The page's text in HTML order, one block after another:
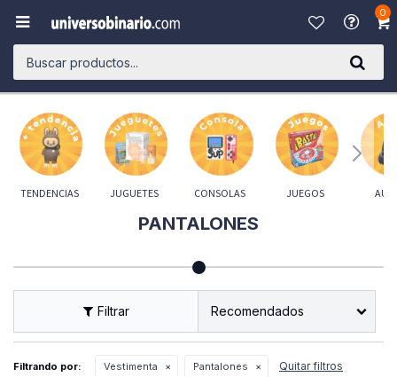
0

TENDENCIAS JUGUETES CONSOLAS JUEGOS
PANTALONES
Recomendados
Filtrando por: Vestimenta Pantalones Quitar filtros